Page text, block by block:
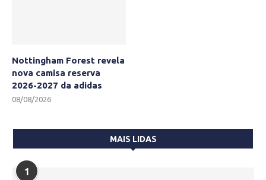
Nottingham Forest revela
nova camisa reserva
2026-2027 da adidas
08/08/2026
MAIS LIDAS
1